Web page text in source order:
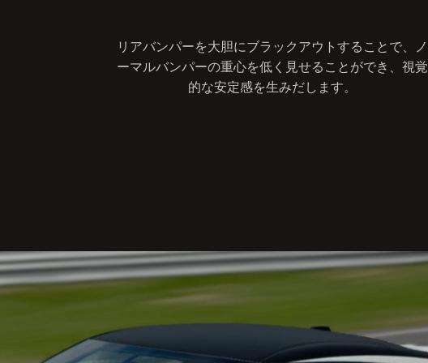
リアバンパーを大胆にブラックアウトすることで、ノ
ーマルバンパーの重心を低く見せることができ、視覚
的な安定感を生みだします。